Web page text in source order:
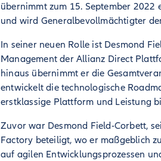
übernimmt zum 15. September 2022
und wird Generalbevollmächtigter
In seiner neuen Rolle ist Desmond
Management der Allianz Direct
hinaus übernimmt er die
entwickelt die technologische
erstklassige Plattform und Leistung
Zuvor war Desmond Field-Corbett,
Factory beteiligt, wo er maßgeblich
auf agilen Entwicklungsprozessen